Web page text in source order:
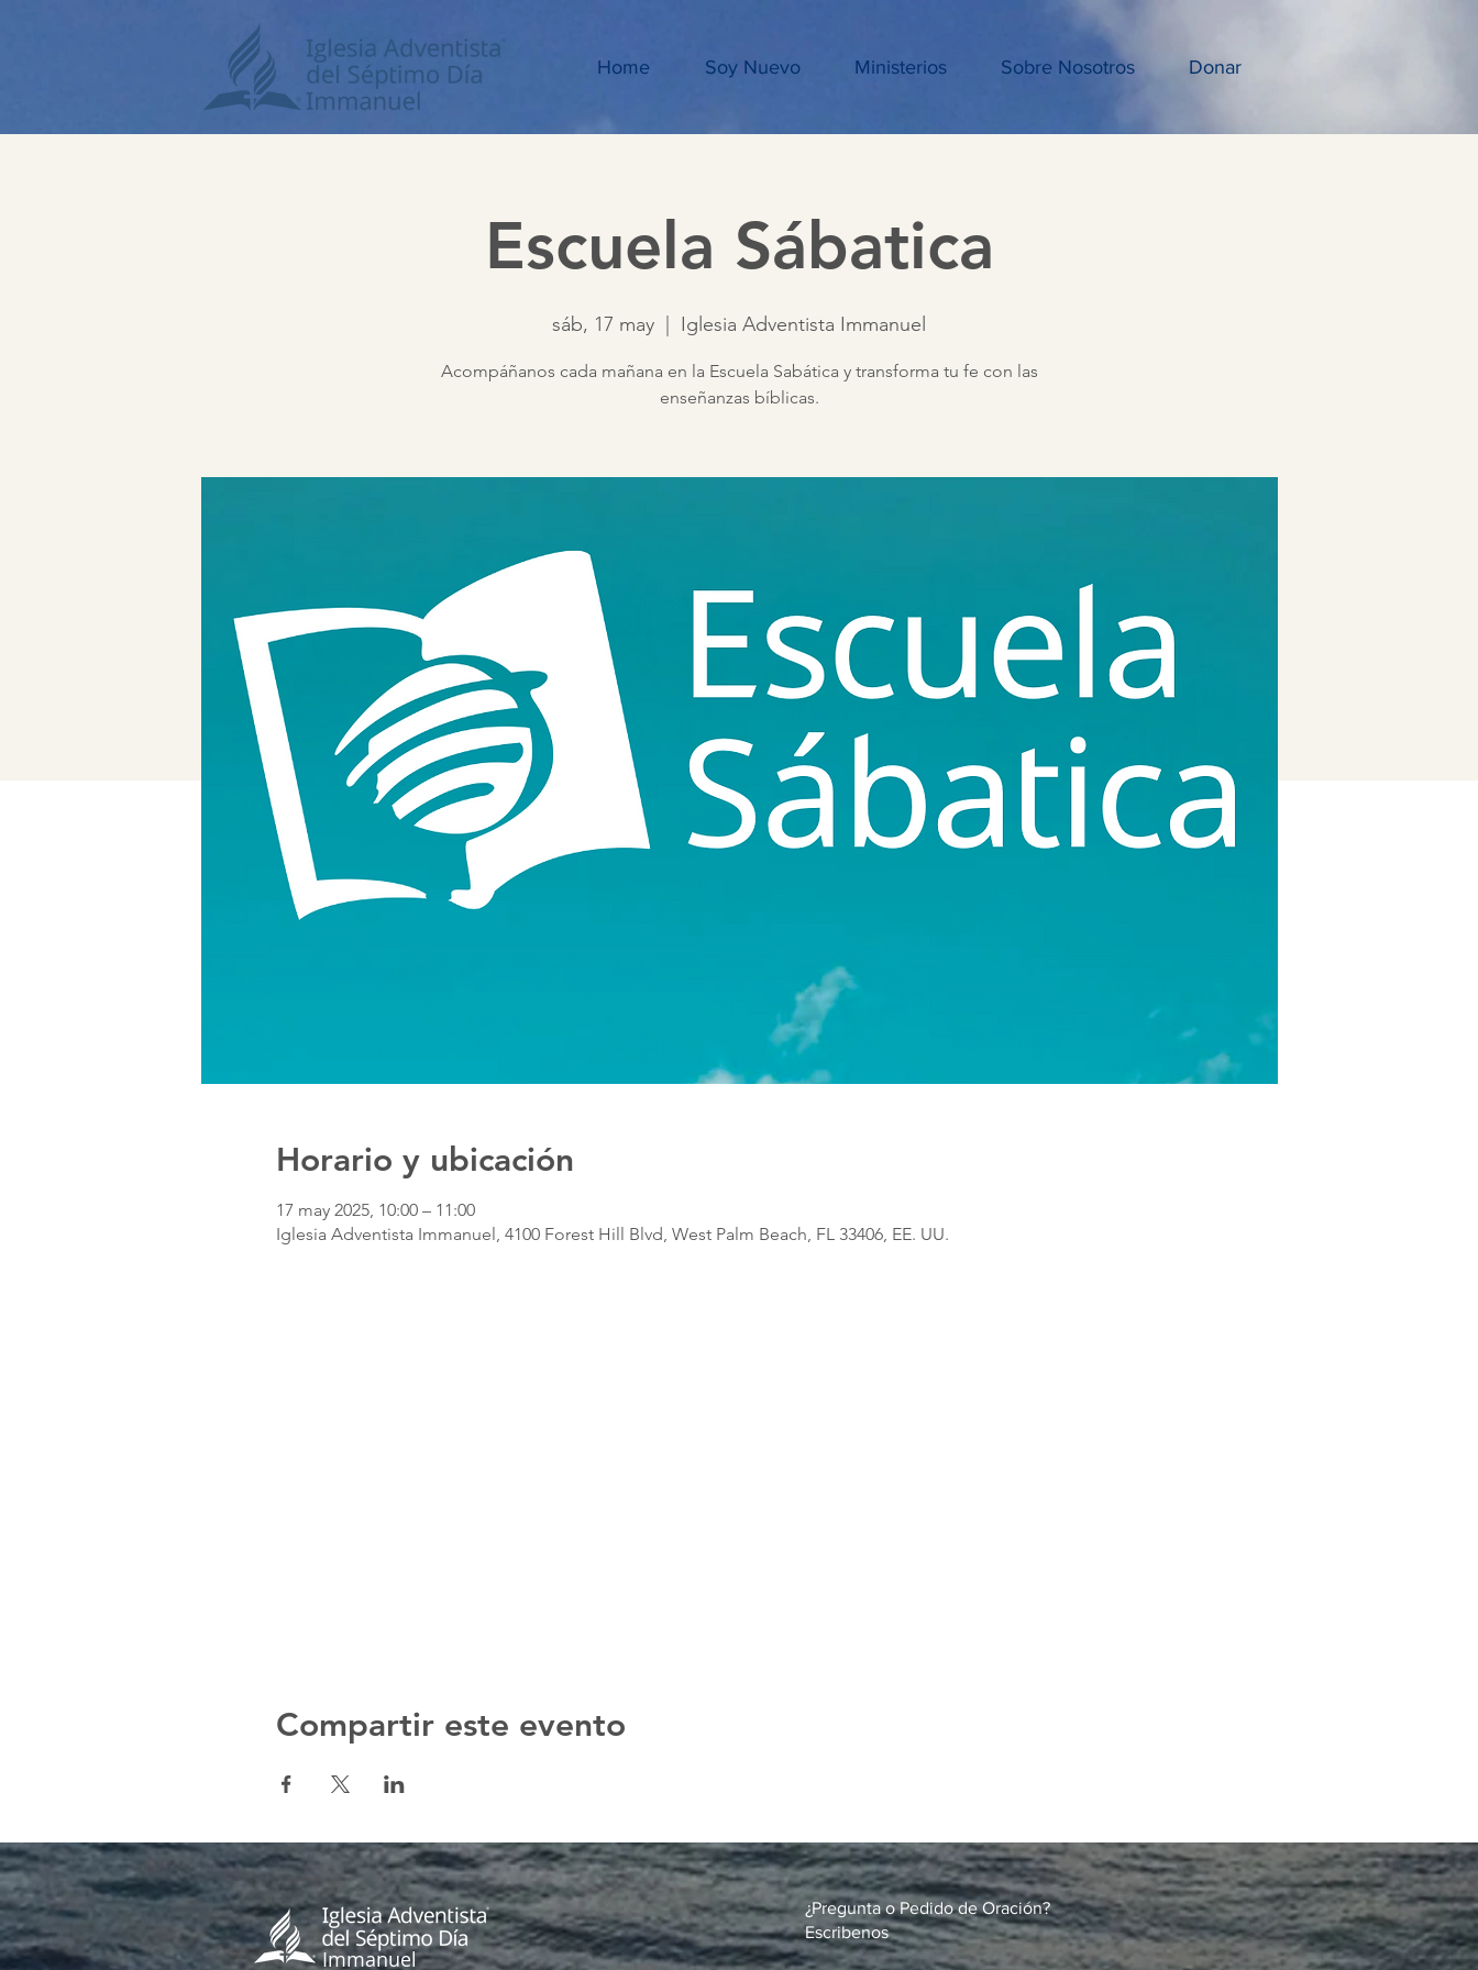
Home Soy Nuevo Ministerios Sobre Nosotros Donar
Escuela Sábatica
sáb, 17 may Iglesia Adventista Immanuel
Acompáñanos cada mañana en la Escuela Sabática y transforma tu fe con las
enseñanzas bíblicas.
Horario y ubicación
17 may 2025, 10:00 – 11:00
Iglesia Adventista Immanuel, 4100 Forest Hill Blvd, West Palm Beach, FL 33406, EE. UU.
Compartir este evento
Immanuel
¿Pregunta o Pedido de Oración?
Escribenos